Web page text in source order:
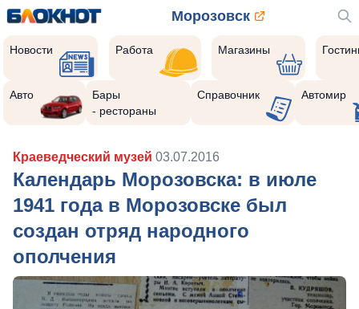
Морозовск
Новости Работа Магазины
Авто
Бары
- рестораны
Справочник Автомир
Краеведческий музей 03.07.2016
Календарь Морозовска: в июле
1941 года в Морозовске был
создан отряд народного
ополчения